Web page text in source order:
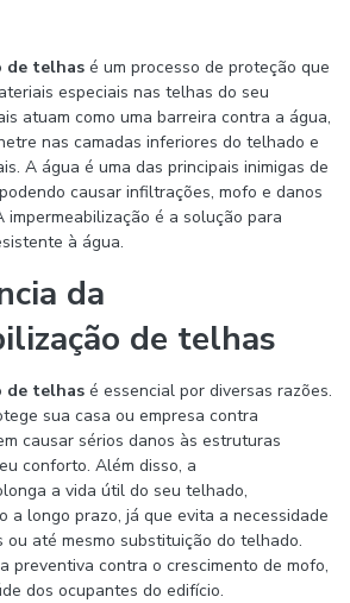
de telhas é um processo de proteção que
especiais nas telhas do seu
atuam como uma barreira contra a água,
nas camadas inferiores do telhado e
A água é uma das principais inimigas de
causar infiltrações, mofo e danos
impermeabilização é a solução para
à água.
da
de telhas
de telhas é essencial por diversas razões.
sua casa ou empresa contra
causar sérios danos às estruturas
conforto. Além disso, a
a vida útil do seu telhado,
a longo prazo, já que evita a necessidade
até mesmo substituição do telhado.
preventiva contra o crescimento de mofo,
dos ocupantes do edifício.